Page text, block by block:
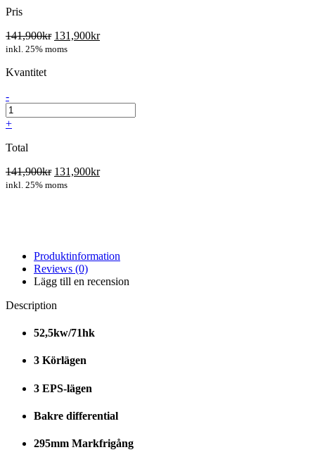
Pris
141,900kr 131,900kr
inkl. 25% moms
Kvantitet
-
+
Total
141,900kr 131,900kr
inkl. 25% moms
Produktinformation
Reviews (0)
Lägg till en recension
Description
52,5kw/71hk
3 Körlägen
3 EPS-lägen
Bakre differential
295mm Markfrigång